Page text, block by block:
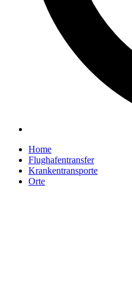
Home
Flughafentransfer
Krankentransporte
Orte